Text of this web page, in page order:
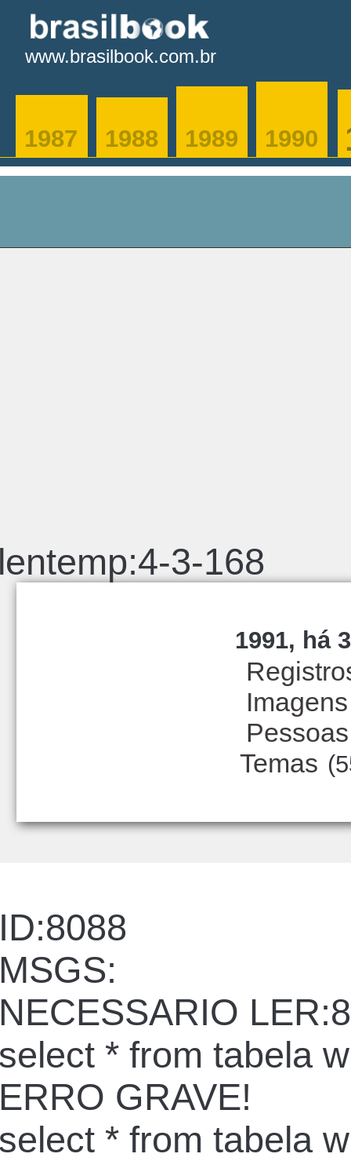
www.brasilbook.com.br
1987 1988 1989 1990
3-168
1991, há
Imagens
Pessoas
Temas
* from tabela
GRAVE!
* from tabela